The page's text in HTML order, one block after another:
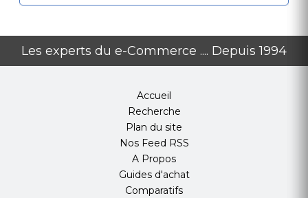
Type de périphérique
Onduleur -
montable sur rack / externe
Hauteur (unités de rack)
5U
Périphérique d'alimentation
- Uninterrupted Power Supply)
CA 230 V
Intervalle de tensions d'entrée
Les experts du e-Commerce .... Depuis 1994
Accueil
Recherche
Plan du site
Nos Feed RSS
A Propos
Guides d'achat
Comparatifs